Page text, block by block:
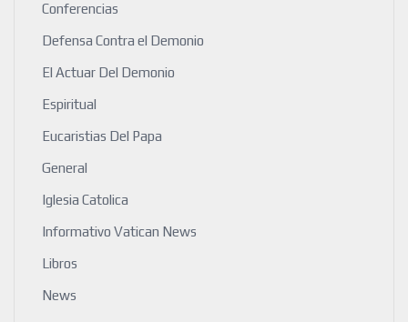
Conferencias
Defensa Contra el Demonio
El Actuar Del Demonio
Espiritual
Eucaristias Del Papa
General
Iglesia Catolica
Informativo Vatican News
Libros
News